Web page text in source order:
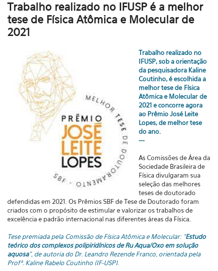
Trabalho realizado no IFUSP é a melhor
tese de Física Atômica e Molecular de
2021
Trabalho realizado no
IFUSP, sob a orientação
da pesquisadora Kaline
Coutinho, é escolhida a
melhor tese deFísica
Atômica e Molecular de
2021 e concorre agora
ao Prêmio José Leite
Lopes, de melhor tese
do ano.
---
As Comissões de Área da
Sociedade Brasileira de
Física divulgaram sua
seleção das melhores
teses de doutorado
defendidas em 2021. Os Prêmios SBF de Tese de Doutorado foram
criados com o propósito de estimular e valorizar os trabalhos de
excelência e padrão internacional nas diferentes áreas da Física.
Tese premiada pela Comissão de Física Atômica e Molecular: “Estudo
teórico dos complexos polipiridínicos de Ru Aqua/Oxo em solução
aquosa”, de autoria do Dr. Leandro Rezende Franco, orientada pela
Profª. Kaline Rabelo Coutinho (IF-USP).